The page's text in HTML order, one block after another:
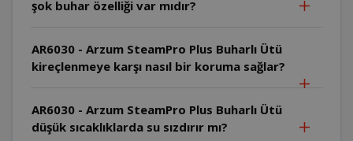
şok buhar özelliği var mıdır?
AR6030 - Arzum SteamPro Plus Buharlı Ütü
kireçlenmeye karşı nasıl bir koruma sağlar?
AR6030 - Arzum SteamPro Plus Buharlı Ütü
düşük sıcaklıklarda su sızdırır mı?